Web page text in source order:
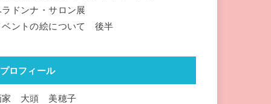
ラドンナ・サロン展
ベントの絵について 後半
プロフィール
家 大頭 美穂子